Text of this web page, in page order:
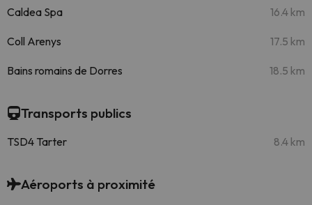
Caldea Spa 16.4 km
Coll Arenys 17.5 km
Bains romains de Dorres 18.5 km
Transports publics
TSD4 Tarter 8.4 km
Aéroports à proximité